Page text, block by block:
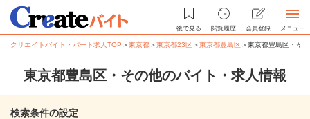
後で見る 閲覧履歴 会員登録 メニュー
クリエイトバイト・パート求人TOP ＞東京都＞東京都23区＞東京都豊島区＞東京都豊島区・そ
東京都豊島区・その他のバイト・求人情報
検索条件の設定